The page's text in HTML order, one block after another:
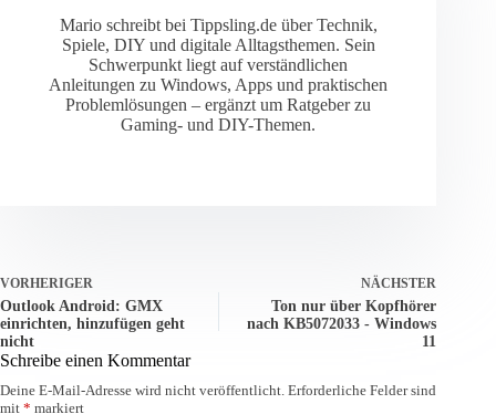
Mario schreibt bei Tippsling.de über Technik,
Spiele, DIY und digitale Alltagsthemen. Sein
Schwerpunkt liegt auf verständlichen
Anleitungen zu Windows, Apps und praktischen
Problemlösungen – ergänzt um Ratgeber zu
Gaming- und DIY-Themen.
VORHERIGER
Outlook Android: GMX
einrichten, hinzufügen geht
nicht
NÄCHSTER
Ton nur über Kopfhörer
nach KB5072033 - Windows
11
Schreibe einen Kommentar
Deine E-Mail-Adresse wird nicht veröffentlicht. Erforderliche Felder sind
mit * markiert